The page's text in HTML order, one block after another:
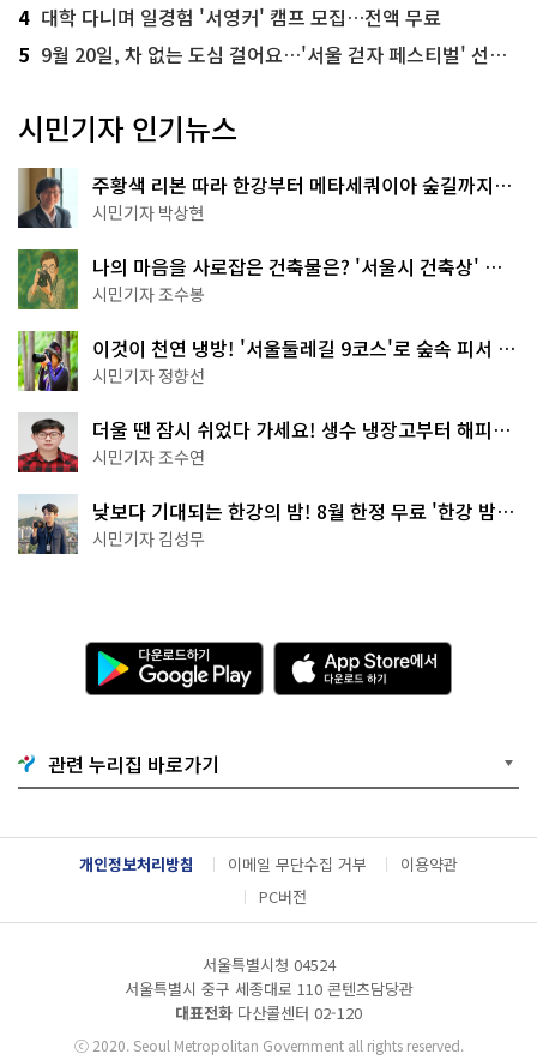
4 대학 다니며 일경험 '서영커' 캠프 모집…전액 무료
5 9월 20일, 차 없는 도심 걸어요…'서울 걷자 페스티벌' 선착순 5천명
시민기자 인기뉴스
주황색 리본 따라 한강부터 메타세쿼이아 숲길까지…
서울둘레길 15코스
시민기자 박상현
나의 마음을 사로잡은 건축물은? '서울시 건축상' 수
상작 공개!
시민기자 조수봉
이것이 천연 냉방! '서울둘레길 9코스'로 숲속 피서 떠
나볼까
시민기자 정향선
더울 땐 잠시 쉬었다 가세요! 생수 냉장고부터 해피소
·무더위쉼터까지
시민기자 조수연
낮보다 기대되는 한강의 밤! 8월 한정 무료 '한강 밤
핑' 예약은?
시민기자 김성무
다
운
로
기
G
o
g
l
e
A
p
p
e
서
다
운
관련 누리집 바로가기
개인정보처리방침 이메일 무단수집 거부
이용약관
PC버전
서울특별시청 04524
서울특별시 중구 세종대로 110 콘텐츠담당관
대표전화 다산콜센터 02-120
ⓒ2020. Seoul Metropolitan Government all rights reserved.